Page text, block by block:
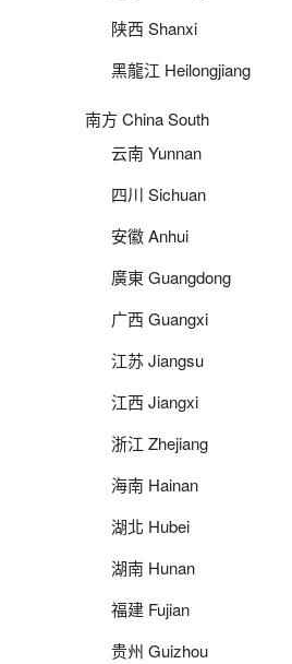
陕西 Shanxi
黑龍江 Heilongjiang
南方 China South
云南 Yunnan
四川 Sichuan
安徽 Anhui
廣東 Guangdong
广西 Guangxi
江苏 Jiangsu
江西 Jiangxi
浙江 Zhejiang
海南 Hainan
湖北 Hubei
湖南 Hunan
福建 Fujian
贵州 Guizhou